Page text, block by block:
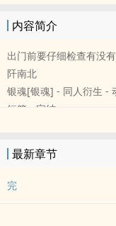
内容简介
出门前要仔细检查有没
阡南北
银魂[银魂] - 同人衍生 -
短篇 - 完结
圣诞节那时候写的，所
最新章节
完